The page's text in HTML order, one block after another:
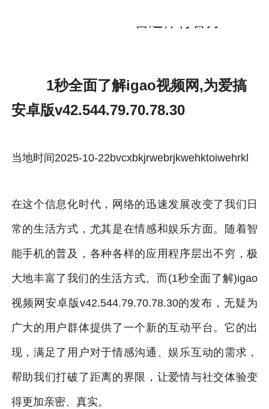
1秒全面了解igao视频网,为爱搞
安卓版v42.544.79.70.78.30
当地时间2025-10-22bvcxbkjrwebrjkwehktoiwehrkl
在这个信息化时代，网络的迅速发展改变了我们日
常的生活方式，尤其是在情感和娱乐方面。随着智
能手机的普及，各种各样的应用程序层出不穷，极
大地丰富了我们的生活方式。而(1秒全面了解)igao
视频网安卓版v42.544.79.70.78.30的发布，无疑为
广大的用户群体提供了一个新的互动平台。它的出
现，满足了用户对于情感沟通、娱乐互动的需求，
帮助我们打破了距离的界限，让爱情与社交体验变
得更加亲密、真实。